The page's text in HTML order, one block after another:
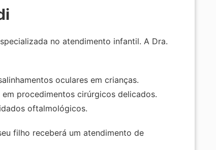
no atendimento infantil. A Dra.
oculares em crianças.
procedimentos cirúrgicos delicados.
oftalmológicos.
filho receberá um atendimento de